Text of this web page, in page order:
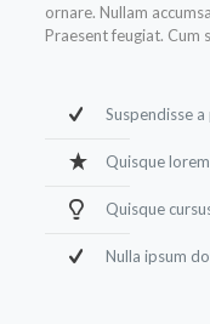
ornare. Nullam
Praesent feugiat. Cum
Suspendisse
Quisque
Quisque
Nulla ipsum